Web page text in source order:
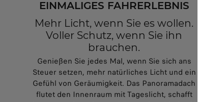
EINMALIGES FAHRERLEBNIS
Mehr Licht, wenn Sie es wollen.
Voller Schutz, wenn Sie ihn
brauchen.
Genießen Sie jedes Mal, wenn Sie sich ans
Steuer setzen, mehr natürliches Licht und ein
Gefühl von Geräumigkeit. Das Panoramadach
flutet den Innenraum mit Tageslicht, schafft